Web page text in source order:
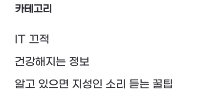
카테고리
IT 끄적
건강해지는 정보
알고 있으면 지성인 소리 듣는 꿀팁